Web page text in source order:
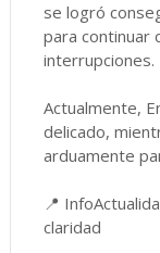
se logró
para continuar
interrupciones.
Actualmente,
delicado,
arduamente
📍
claridad